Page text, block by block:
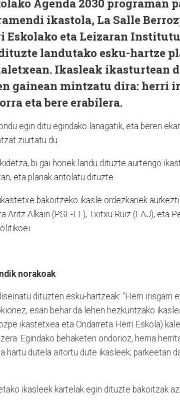
Agenda 2030 programan
ikastola, La Salle
Eskolako eta Leizaran
landutako esku-hartze
Ikasleak ikasturtean
gainean mintzatu dira: herri
eta bere erabilera.
egin ditu egindako lanagatik, eta beren
ziurtatu du.
bi gai horiek landu dituzte aurtengo
eta planak antolatu dituzte.
bakoitzeko ikasle ordezkariek
Aritz Alkain (PSE-EE), Txitxu Ruiz (EAJ), eta
norakoak
dituzten esku-hartzeak: “Herri irisgarri
esan behar da lehen hezkuntzako
ikastetxea eta Ondarreta Herri Eskola)
Egindako behaketen ondorioz, herria
hartu dutela aitortu dute ikasleek; parkeetan
ikasleek kartelak egin dituzte bakoitzak